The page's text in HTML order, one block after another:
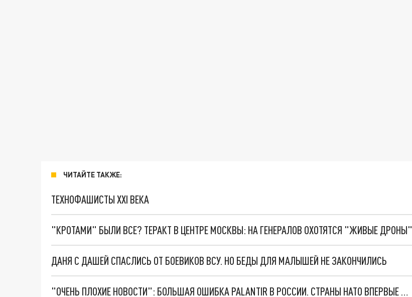
ЧИТАЙТЕ ТАКЖЕ:
ТЕХНОФАШИСТЫ XXI ВЕКА
"КРОТАМИ" БЫЛИ ВСЕ? ТЕРАКТ В ЦЕНТРЕ МОСКВЫ: НА ГЕНЕРАЛОВ ОХОТЯТСЯ "ЖИВЫЕ ДРОНЫ"
ДАНЯ С ДАШЕЙ СПАСЛИСЬ ОТ БОЕВИКОВ ВСУ. НО БЕДЫ ДЛЯ МАЛЫШЕЙ НЕ ЗАКОНЧИЛИСЬ
"ОЧЕНЬ ПЛОХИЕ НОВОСТИ": БОЛЬШАЯ ОШИБКА PALANTIR В РОССИИ. СТРАНЫ НАТО ВПЕРВЫЕ ЗА СВО ОСТАНОВИЛИ ПОСТАВКИ ОРУЖИЯ. ВСУ ТЕРЯЮТ ПРИГРАНИЧЬЕ?